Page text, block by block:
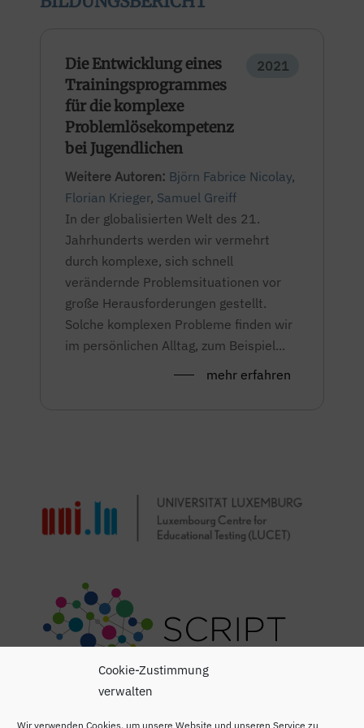
Cookie-Zustimmung
verwalten
Wir verwenden Cookies, um unsere Website und unseren Service zu
Die Entwicklung eines
Trainingsprogrammes
für die komplexe
Problemlösekompetenz
bei Jugendlichen
2021
Weitere Autoren: Björn Fabrice Nicolay,
Florian Krieger, Samuel Greiff
In der globalisierten Welt des 21.
Jahrhunderts werden wir vermehrt
durch komplexe, sich schnell
verändernde Problemsituationen vor
große Herausforderungen gestellt.
Solche komplexen Probleme finden wir
im persönlichen Alltag, zum Beispiel...
mehr erfahren